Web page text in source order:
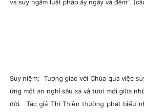
và suy ngẫm luật pháp ấy ngày và đêm”.
Suy niệm: Tương giao với Chúa qua việc
ứng một an nghỉ sâu xa và tươi mới giữa
đời. Tác giả Thi Thiên thường phát biểu